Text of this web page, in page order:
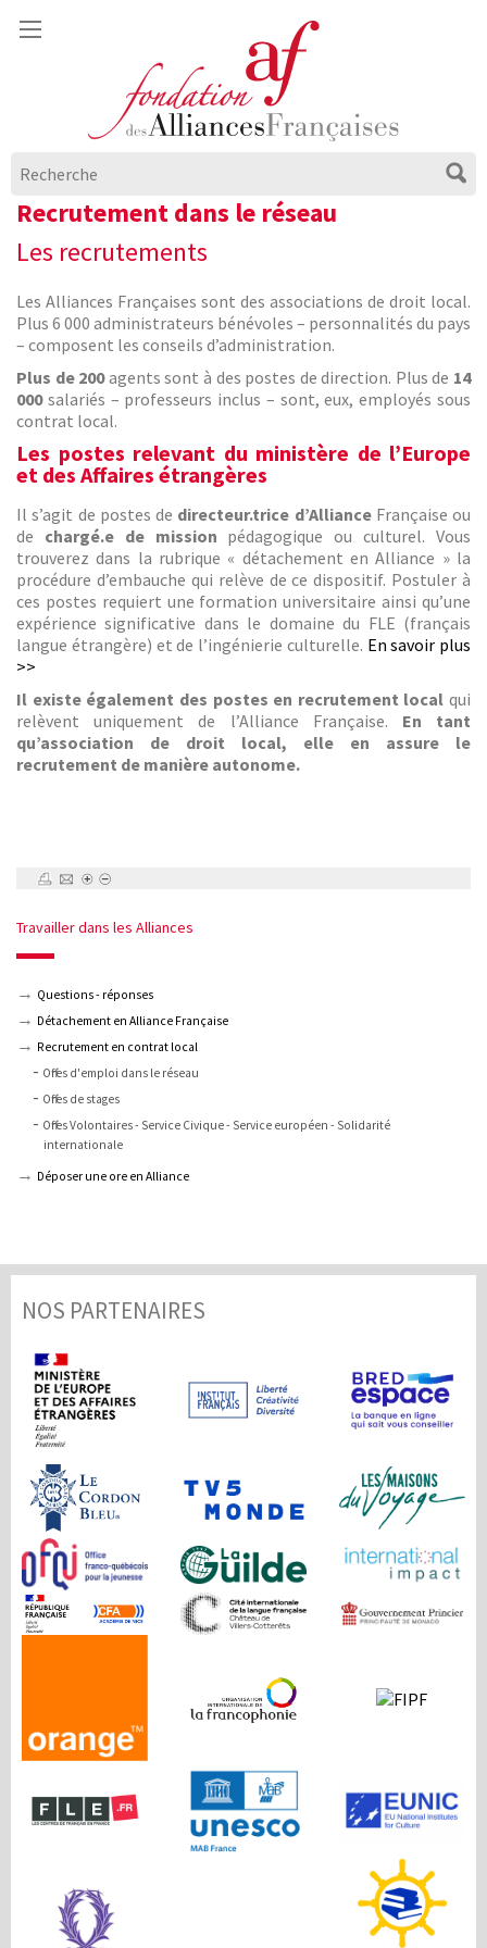
Travailler dans les Alliances
Questions - réponses
Détachement en Alliance Française
Recrutement en contrat local
Offres d'emploi dans le réseau
Offres de stages
Offres Volontaires - Service Civique - Service européen - Solidarité
internationale
Déposer une offre en Alliance
Recrutement dans le réseau
Les recrutements
Les Alliances Françaises sont des associations de droit local.
Plus 6 000 administrateurs bénévoles – personnalités du pays
– composent les conseils d’administration.
Plus de 200agents sont à des postes de direction. Plus de 14
000salariés – professeurs inclus – sont, eux, employés sous
contrat local.
Les postes relevant du ministère de l’Europe
et des Affaires étrangères
Il s’agit de postes de directeur.trice d’AllianceFrançaise ou
de chargé.e de mission pédagogique ou culturel. Vous
trouverez dans la rubrique « détachement en Alliance » la
procédure d’embauche qui relève de ce dispositif. Postuler à
ces postes requiert une formation universitaire ainsi qu’une
expérience significative dans le domaine du FLE (français
langue étrangère) et de l’ingénierie culturelle. En savoir plus
>>
Il existe également des postes en recrutement local qui
relèvent uniquement de l’Alliance Française. En tant
qu’association de droit local, elle en assure le
recrutement de manière autonome.
NOS PARTENAIRES